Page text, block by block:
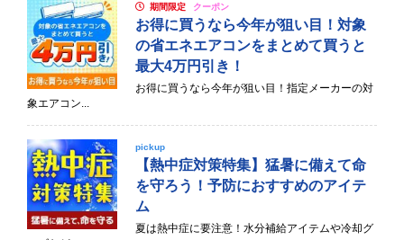
期間限定 クーポン
お得に買うなら今年が狙い目！対象
の省エネエアコンをまとめて買うと
最大4万円引き！
お得に買うなら今年が狙い目！指定メーカーの対
象エアコン...
pickup
【熱中症対策特集】猛暑に備えて命
を守ろう！予防におすすめのアイテ
ム
夏は熱中症に要注意！水分補給アイテムや冷却グ